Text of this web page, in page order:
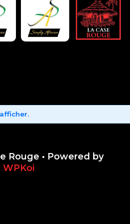
Rouge • Powered by
WPKoi